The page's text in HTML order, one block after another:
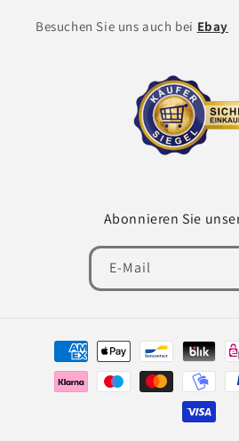
Besuchen Sie uns auch bei Ebay
Abonnieren Sie
E-Mail
Zahlungsmethoden